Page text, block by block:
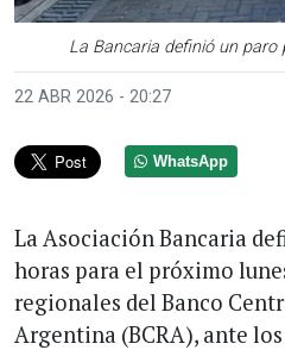
La Bancaria definió un paro
22 ABR 2026 - 20:27
WhatsApp
La Asociación Bancaria
horas para el próximo
regionales del Banco
Argentina (BCRA), ante